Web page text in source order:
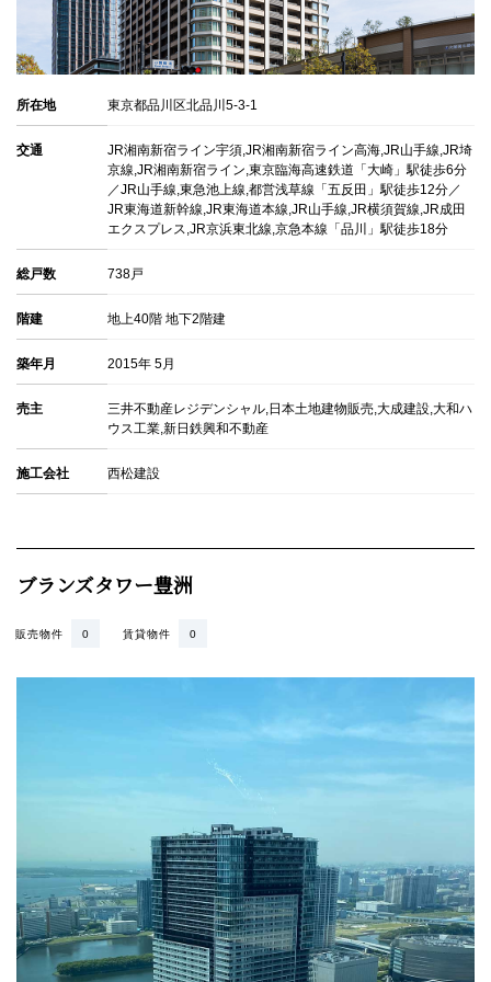
ブランズタワー豊洲
賃貸物件 0
販売物件
＊東京メトロ有楽町線「豊洲」駅より徒歩4分 ＊新交通ゆり
かもめ「豊洲」駅より徒歩4分
1152戸
階建 地上48階 地下1階建
築年月 2021年 10月
東急不動産株式会社・株式会社NIPPO・大成有楽不動産株式